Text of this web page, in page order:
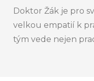
Doktor Žák je pro
velkou empatií k
tým vede nejen